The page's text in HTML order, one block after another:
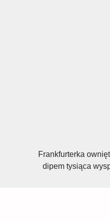
Frankfurterka
dipem tysiąca